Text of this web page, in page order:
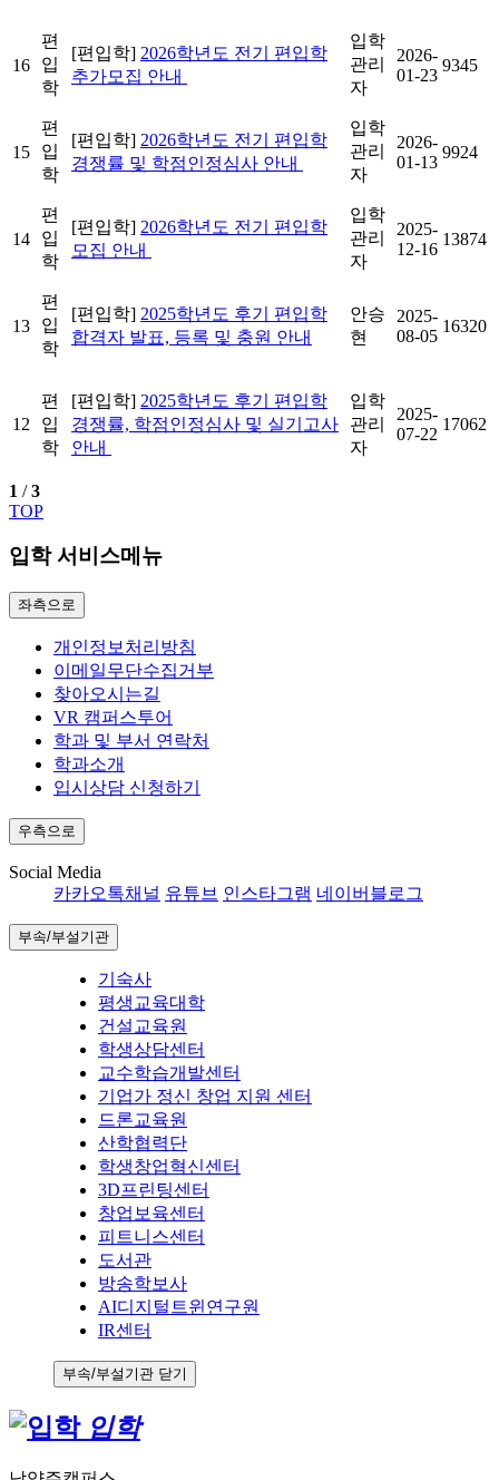
16
편
입
학
[편입학] 2026학년도 전기 편입학
추가모집 안내
입학
관리
자
2026-
01-23
9345
15
편
입
학
[편입학] 2026학년도 전기 편입학
경쟁률 및 학점인정심사 안내
입학
관리
자
2026-
01-13
9924
14
편
입
학
[편입학] 2026학년도 전기 편입학
모집 안내
입학
관리
자
2025-
12-16
13874
13
편
입
학
[편입학] 2025학년도 후기 편입학
합격자 발표, 등록 및 충원 안내
안승
현
2025-
08-05
16320
12
편
입
학
[편입학] 2025학년도 후기 편입학
경쟁률, 학점인정심사 및 실기고사
안내
입학
관리
자
2025-
07-22
17062
1 /3
TOP
입학 서비스메뉴
좌측으로
개인정보처리방침
이메일무단수집거부
찾아오시는길
VR 캠퍼스투어
학과 및 부서 연락처
학과소개
입시상담 신청하기
우측으로
Social Media
카카오톡채널 유튜브 인스타그램 네이버블로그
부속/부설기관
기숙사
평생교육대학
건설교육원
학생상담센터
교수학습개발센터
기업가 정신 창업 지원 센터
드론교육원
산학협력단
학생창업혁신센터
3D프린팅센터
창업보육센터
피트니스센터
도서관
방송학보사
AI디지털트윈연구원
IR센터
부속/부설기관 닫기
입학